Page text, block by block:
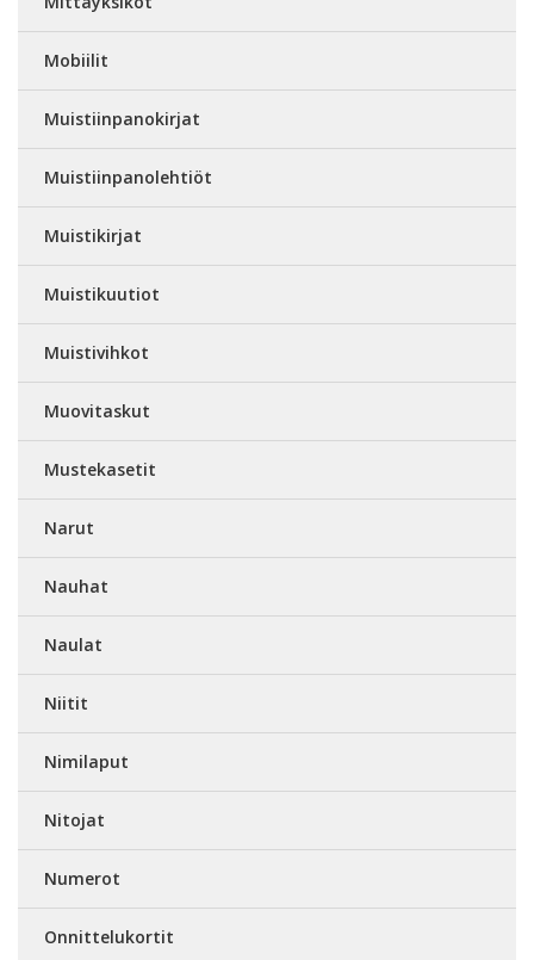
Mobiilit
Muistiinpanokirjat
Muistiinpanolehtiöt
Muistikirjat
Muistikuutiot
Muistivihkot
Muovitaskut
Mustekasetit
Narut
Nauhat
Naulat
Niitit
Nimilaput
Nitojat
Numerot
Onnittelukortit